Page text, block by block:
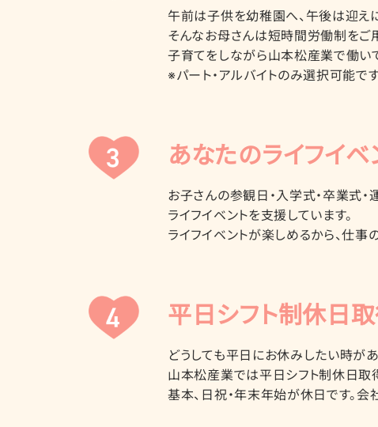
午前は子供を幼稚園へ、午後は迎え
そんなお母さんは短時間労働制をご
子育てをしながら山本松産業で働い
※パート・アルバイトのみ選択可能です
あなたのライフイベ
お子さんの参観日・入学式・卒業式
ライフイベントを支援しています。
ライフイベントが楽しめるから、仕事
平日シフト制休日取
どうしても平日にお休みしたい時があ
山本松産業では平日シフト制休日取
基本、日祝・年末年始が休日です。会